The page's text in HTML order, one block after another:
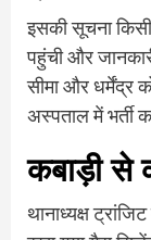
इसकी सूचना
पहुंची और
सीमा और धर्मेंद्र
अस्पताल में भर्ती
कबाड़ी से
थानाध्यक्ष